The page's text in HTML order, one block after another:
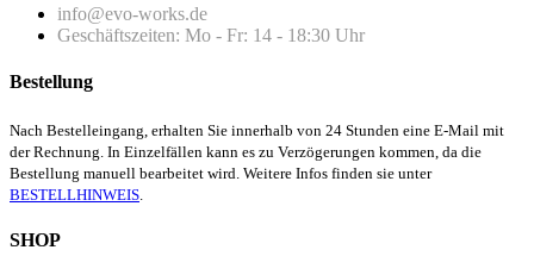
info@evo-works.de
Geschäftszeiten: Mo - Fr: 14 - 18:30 Uhr
Bestellung
Nach Bestelleingang, erhalten Sie innerhalb von 24 Stunden eine E-Mail mit
der Rechnung. In Einzelfällen kann es zu Verzögerungen kommen, da die
Bestellung manuell bearbeitet wird. Weitere Infos finden sie unter
BESTELLHINWEIS
SHOP